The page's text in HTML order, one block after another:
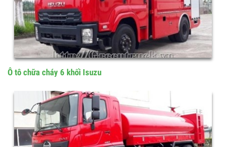
ô tô chữa cháy 4 khối Olin 500B.E4
Ô tô chữa cháy 6 khối Isuzu